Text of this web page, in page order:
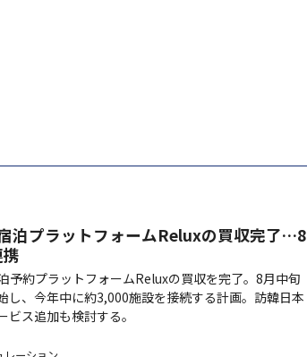
泊プラットフォームReluxの買収完了…8
予約プラットフォームReluxの買収を完了。8月中旬
し、今年中に約3,000施設を接続する計画。訪韓日本
ス追加も検討する。